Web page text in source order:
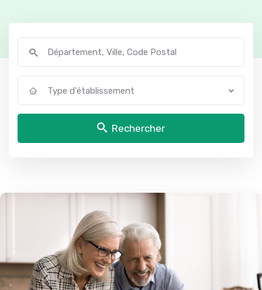
Type d'établissement
Rechercher